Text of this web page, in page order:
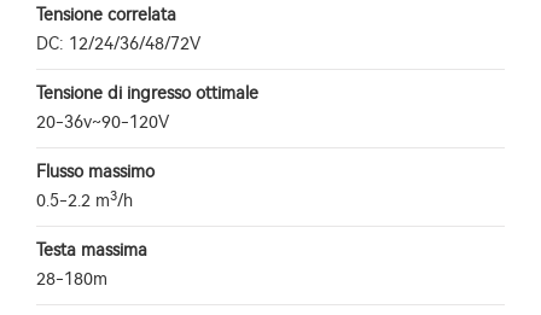
Tensione correlata
DC: 12/24/36/48/72V
Tensione di ingresso ottimale
20-36v~90-120V
Flusso massimo
0.5-2.2 m3/h
Testa massima
28-180m